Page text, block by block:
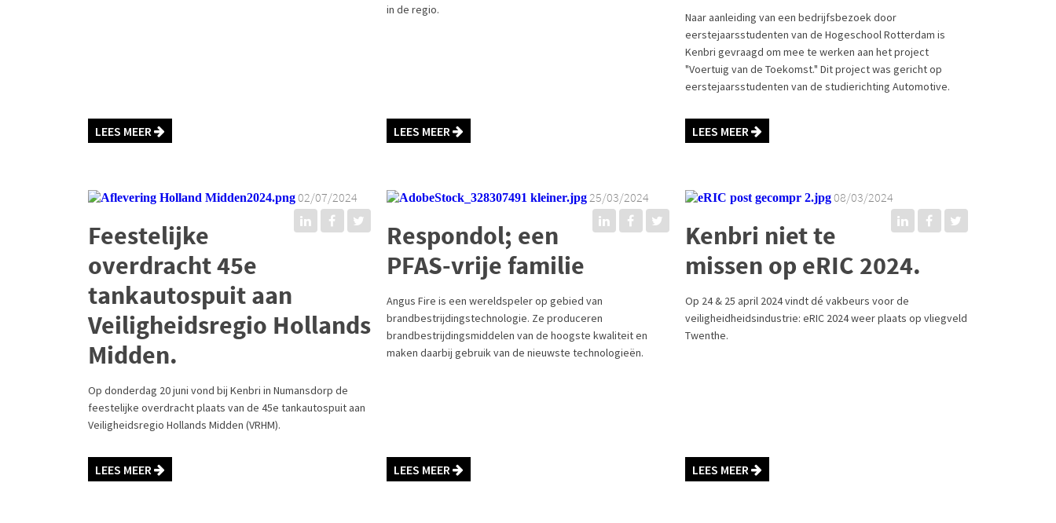
LEES MEER
in de regio.
LEES MEER
Naar aanleiding van een bedrijfsbezoek door
eerstejaarsstudenten van de Hogeschool Rotterdam is
Kenbri gevraagd om mee te werken aan het project
"Voertuig van de Toekomst." Dit project was gericht op
eerstejaarsstudenten van de studierichting Automotive.
LEES MEER
02/07/2024
Feestelijke
overdracht 45e
tankautospuit aan
Veiligheidsregio Hollands
Midden.
Op donderdag 20 juni vond bij Kenbri in Numansdorp de
feestelijke overdracht plaats van de 45e tankautospuit aan
Veiligheidsregio Hollands Midden (VRHM).
LEES MEER
25/03/2024
Respondol; een
PFAS-vrije familie
Angus Fire is een wereldspeler op gebied van
brandbestrijdingstechnologie. Ze produceren
brandbestrijdingsmiddelen van de hoogste kwaliteit en
maken daarbij gebruik van de nieuwste technologieën.
LEES MEER
08/03/2024
Kenbri niet te
missen op eRIC 2024.
Op 24 & 25 april 2024 vindt dé vakbeurs voor de
veiligheidheidsindustrie: eRIC 2024 weer plaats op vliegveld
Twenthe.
LEES MEER